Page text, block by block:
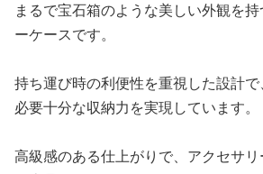
まるで宝石箱のような美しい外観を
ーケースです。
持ち運び時の利便性を重視した設計
必要十分な収納力を実現しています。
高級感のある仕上がりで、アクセサ